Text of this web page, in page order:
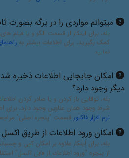
میتوانم مواردی را در برگه
بله، برای اینکار از قسمت الگو و یا فیلم
کمک بگیرید، برای اطلاعات بیشتر به
نمایید
امکان جابجایی اطلاعات ذخیره
دیگر وجود دارد؟
بله، توانایی باز کردن و یا صادر کردن
شرط وجود همان عناوین وجود دارد، برای
نرم افزار فاکتور قسمت "پنجره اصلی"
امکان ورود اطلاعات از طریق
بله، برای اینکار علاوه بر امکان کپی و
از پنجره "ورود اطلاعات از فایل اکسل"